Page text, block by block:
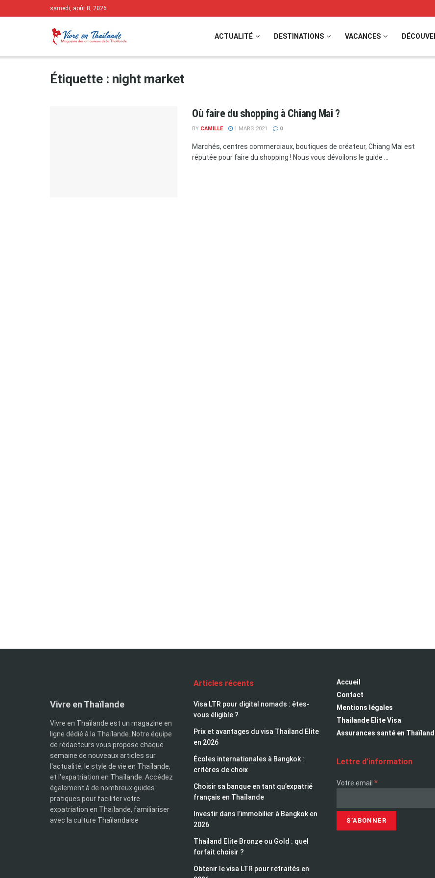
samedi, août 8, 2026
ACTUALITÉ DESTINATIONS VACANCES
Étiquette : night market
Où faire du shopping à Chiang Mai ?
BY CAMILLE 1 MARS 2021 0
Marchés, centres commerciaux, boutiques de créateur, Chiang Mai est
réputée pour faire du shopping ! Nous vous dévoilons le guide ...
Vivre en Thaïlande
Vivre en Thaïlande est un magazine en
ligne dédié à la Thaïlande. Notre équipe
de rédacteurs vous propose chaque
semaine de nouveaux articles sur
l'actualité, le style de vie en Thaïlande,
et l'expatriation en Thaïlande. Accédez
également à de nombreux guides
pratiques pour faciliter votre
expatriation en Thaïlande, familiariser
avec la culture Thaïlandaise
Articles récents
Visa LTR pour digital nomads : êtes-
vous éligible ?
Prix et avantages du visa Thailand Elite
en 2026
Écoles internationales à Bangkok :
critères de choix
Choisir sa banque en tant qu’expatrié
français en Thaïlande
Investir dans l’immobilier à Bangkok en
2026
Thailand Elite Bronze ou Gold : quel
forfait choisir ?
Obtenir le visa LTR pour retraités en
Accueil
Contact
Mentions légales
Thailande Elite Visa
Assurances santé en
Lettre d’information
Votre email *